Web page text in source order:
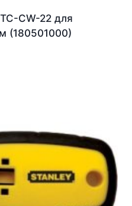
CW-22 для
(180501000)